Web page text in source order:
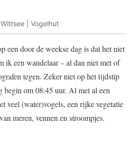
| Vogelhut
een door de weekse dag is dat het niet
ik een wandelaar – al dan niet met of
tegen. Zeker niet op het tijdstip
om 08:45 uur. Al met al een
veel (water)vogels, een rijke vegetatie
meren, vennen en stroompjes.